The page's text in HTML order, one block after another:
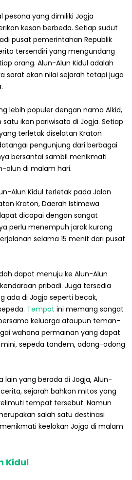
pesona yang dimiliki Jogja
kesan berbeda. Setiap sudut
pusat pemerintahan Republik
tersendiri yang mengundang
orang. Alun-Alun Kidul adalah
sarat akan nilai sejarah tetapi juga
lebih populer dengan nama Alkid,
ikon pariwisata di Jogja. Setiap
terletak diselatan Kraton
pengunjung dari berbagai
bersantai sambil menikmati
alun di malam hari.
Alun Kidul terletak pada Jalan
Kraton, Daerah Istimewa
dicapai dengan sangat
perlu menempuh jarak kurang
selama 15 menit dari pusat
dapat menuju ke Alun-Alun
pribadi. Juga tersedia
ada di Jogja seperti becak,
Tempat ini memang sangat
keluarga ataupun teman-
wahana permainan yang dapat
sepeda tandem, odong-odong
lain yang berada di Jogja, Alun-
sejarah bahkan mitos yang
tempat tersebut. Namun
salah satu destinasi
keelokan Jojga di malam
Kidul